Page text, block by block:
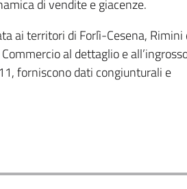
di vendite e giacenze.
ai territori di Forlì-Cesena, Rimini
al dettaglio e
forniscono dati congiunturali e